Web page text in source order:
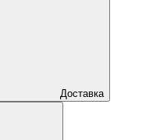
Доставка